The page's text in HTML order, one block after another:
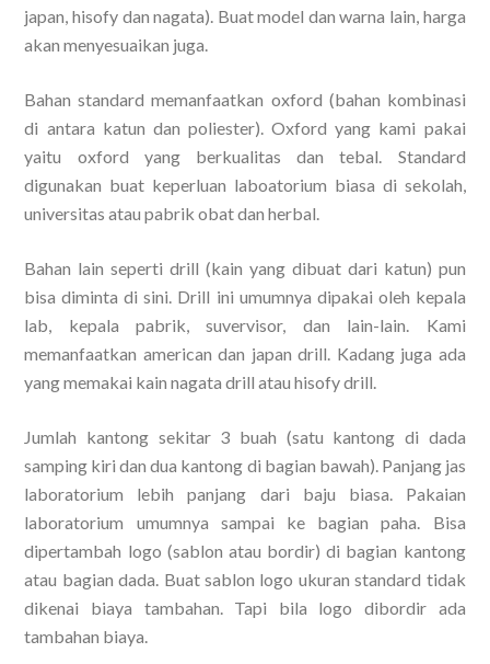
japan, hisofy dan nagata). Buat model dan warna lain, harga
akan menyesuaikan juga.
Bahan standard memanfaatkan oxford (bahan kombinasi
di antara katun dan poliester). Oxford yang kami pakai
yaitu oxford yang berkualitas dan tebal. Standard
digunakan buat keperluan laboatorium biasa di sekolah,
universitas atau pabrik obat dan herbal.
Bahan lain seperti drill (kain yang dibuat dari katun) pun
bisa diminta di sini. Drill ini umumnya dipakai oleh kepala
lab, kepala pabrik, suvervisor, dan lain-lain. Kami
memanfaatkan american dan japan drill. Kadang juga ada
yang memakai kain nagata drill atau hisofy drill.
Jumlah kantong sekitar 3 buah (satu kantong di dada
samping kiri dan dua kantong di bagian bawah). Panjang jas
laboratorium lebih panjang dari baju biasa. Pakaian
laboratorium umumnya sampai ke bagian paha. Bisa
dipertambah logo (sablon atau bordir) di bagian kantong
atau bagian dada. Buat sablon logo ukuran standard tidak
dikenai biaya tambahan. Tapi bila logo dibordir ada
tambahan biaya.